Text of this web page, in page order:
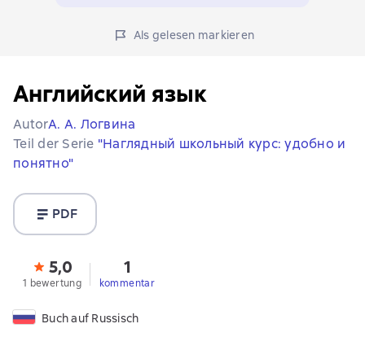
Als gelesen markieren
Английский язык
AutorА. А. Логвина
Teil der Serie "Наглядный школьный курс: удобно и
понятно"
PDF
5,0
1 bewertung
1
kommentar
Buch auf Russisch